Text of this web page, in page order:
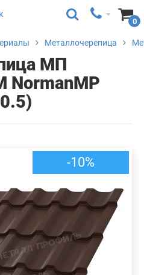
0
Металлочерепица
МП
NormanMP
-10%